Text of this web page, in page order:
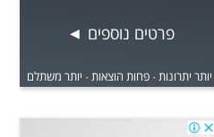
פרטים נוספים ◀
יותר יתרונות · פחות הוצאות · יותר משתלם